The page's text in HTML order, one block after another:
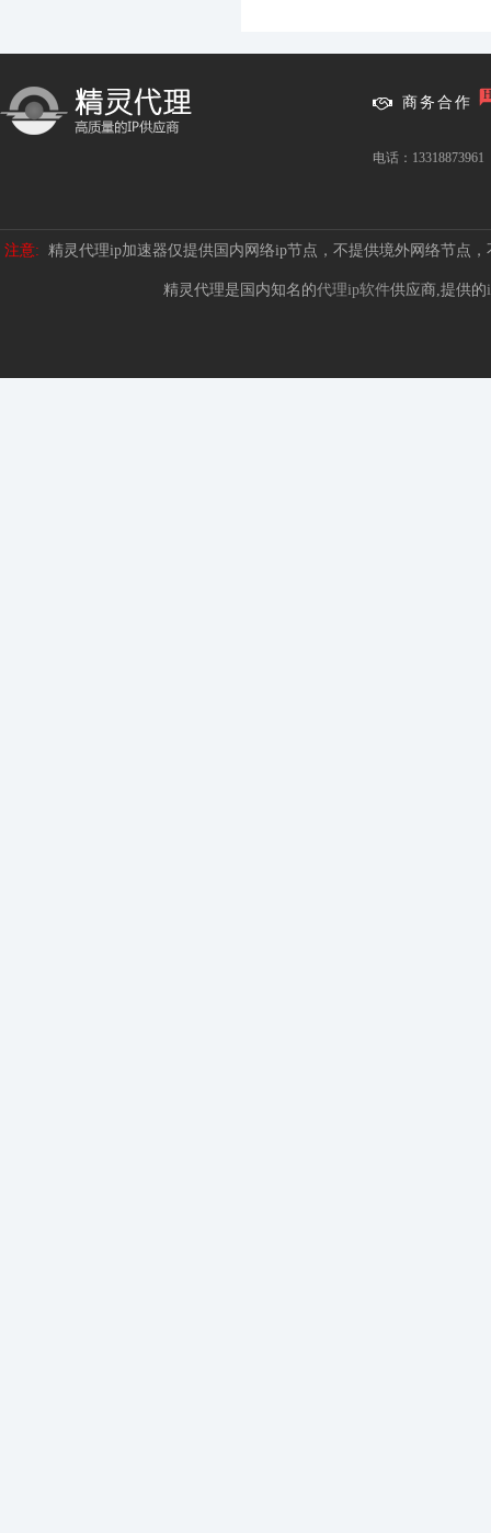
商务合作
电话：13318873961
注意: 精灵代理ip加速器仅提供国内网络ip节点，不提供境外网络节点
精灵代理是国内知名的代理ip软件供应商,提供的